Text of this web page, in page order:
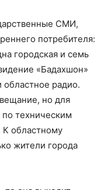
СМИ,
потребителя:
городская и семь
«Бадахшон»
радио.
но для
техническим
К областному
жители города